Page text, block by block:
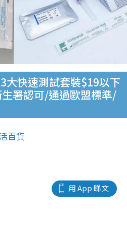
大快速測試套裝$19以下
署認可/通過歐盟標準/
百貨
用 App 睇文